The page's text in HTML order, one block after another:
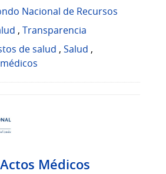
Nacional de Recursos
, Transparencia
de salud , Salud ,
Médicos